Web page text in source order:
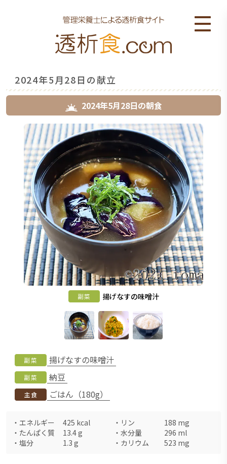
2024年5月28日の献立
2024年5月28日の朝食
副菜 揚げなすの味噌汁
副菜 揚げなすの味噌汁
副菜 納豆
主食 ごはん（180g）
・ エネルギー 425 kcal ・ リン 188 mg
・ たんぱく質 13.4g ・ 水分量 296 ml
・ 塩分 1.3 g ・ カリウム 523 mg